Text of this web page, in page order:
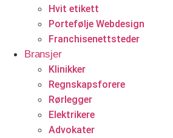
Hvit etikett
Portefølje Webdesign
Franchisenettsteder
Bransjer
Klinikker
Regnskapsforere
Rørlegger
Elektrikere
Advokater